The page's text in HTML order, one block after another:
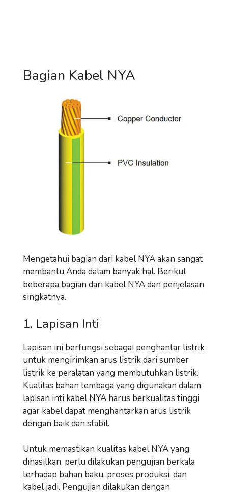
Bagian Kabel NYA
Mengetahui bagian dari kabel NYA akan sangat
membantu Anda dalam banyak hal. Berikut
beberapa bagian dari kabel NYA dan penjelasan
singkatnya.
1. Lapisan Inti
Lapisan ini berfungsi sebagai penghantar listrik
untuk mengirimkan arus listrik dari sumber
listrik ke peralatan yang membutuhkan listrik.
Kualitas bahan tembaga yang digunakan dalam
lapisan inti kabel NYA harus berkualitas tinggi
agar kabel dapat menghantarkan arus listrik
dengan baik dan stabil.
Untuk memastikan kualitas kabel NYA yang
dihasilkan, perlu dilakukan pengujian berkala
terhadap bahan baku, proses produksi, dan
kabel jadi. Pengujian dilakukan dengan